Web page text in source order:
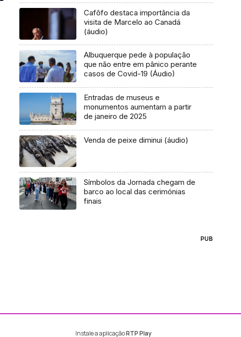
Cafôfo destaca importância da
visita de Marcelo ao Canadá
(áudio)
Albuquerque pede à população
que não entre em pânico perante
casos de Covid-19 (Áudio)
Entradas de museus e
monumentos aumentam a partir
de janeiro de 2025
Venda de peixe diminui (áudio)
Símbolos da Jornada chegam de
barco ao local das cerimónias
finais
PUB
Instale a aplicaçãoRTP Play